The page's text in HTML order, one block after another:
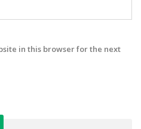
in this browser for the next